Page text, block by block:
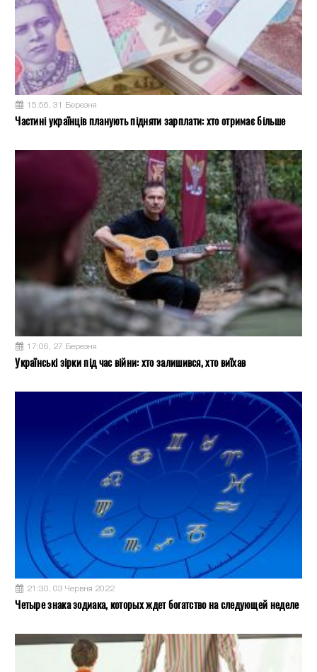
15:56, 31 Березня
Частині українців планують підняти зарплати: хто отримає більше
17:06, 27 Березня
Українські зірки під час війни: хто залишився, хто виїхав
21:30, 03 Червня 2022
Четыре знака зодиака, которых ждет богатство на следующей неделе